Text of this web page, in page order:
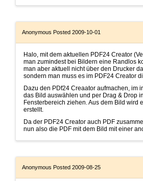
Anonymous Posted 2009-10-01
Halo, mit dem aktuellen PDF24 Creator
man zumindest bei Bildern eine Randlos
man aber aktuell nicht über den Drucker
sondern man muss es im PDF24 Creator
Dazu den PDf24 Creaator aufmachen, im
das Bild auswählen und per Drag & Drop
Fensterbereich ziehen. Aus dem Bild wird
erstellt.
Da der PDF24 Creator auch PDF
nun also die PDF mit dem Bild mit einer
Anonymous Posted 2009-08-25